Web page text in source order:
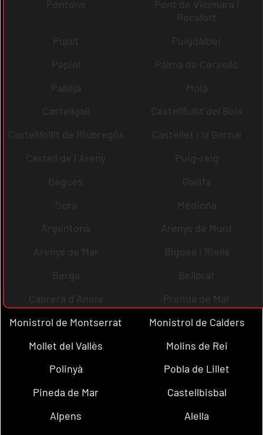
Pontons
Pont de Vilomara i
Rocafort
Pujalt
Puigdàlber
Papiol
Palma de Cervelló
Pallejà
Moià
Castellgalí
Castellfullit del Boix
Castellfollit de Riubregós
Castellet i la Gornal
Castell de l´Areny
Puig-reig
Begues
Gallifa
Sora
Mediona
Argentona
Arenys de Munt
Arenys de Mar
Bigues i Riells
Berga
Bellprat
Cabrera d´Anoia
Premià de Mar
Monistrol de Montserrat
Monistrol de Calders
Mollet del Vallès
Molins de Rei
Polinyà
Pobla de Lillet
Pineda de Mar
Castellbisbal
Alpens
Alella